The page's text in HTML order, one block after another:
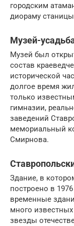
городским
диораму
Музей-
Музей был
состав
исторической
долгое время
только
гимназии,
заведений
мемориальный
Смирнова.
Здание, в
построено в
временные
много
звезды